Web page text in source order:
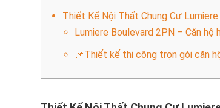
Thiết Kế Nội Thất Chung Cư
Lumiere Boulevard 2PN – Căn
📌Thiết kế thi công trọn gói căn